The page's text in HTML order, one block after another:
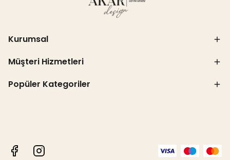
Kurumsal
Müşteri Hizmetleri
Popüler Kategoriler